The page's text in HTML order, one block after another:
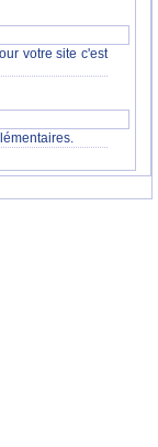
votre site c'est